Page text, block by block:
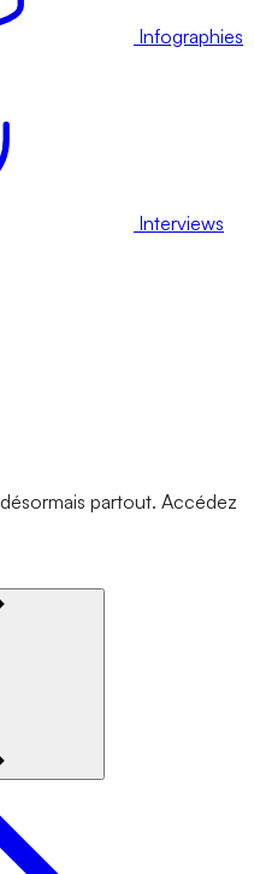
Infographies
Interviews
partout. Accédez